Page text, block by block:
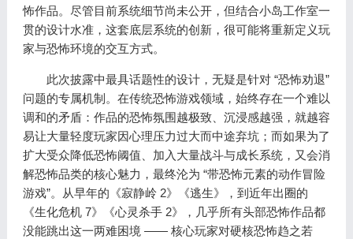
怖作品。尽管目前系统细节尚未公开，但结合小岛工作室一
贯的设计水准，这套底层系统的创新，很可能将重新定义玩
家与恐怖环境的交互方式。
此次披露中最具话题性的设计，无疑是针对 “恐怖劝退”
问题的专属机制。在传统恐怖游戏领域，始终存在一个难以
调和的矛盾：作品的恐怖氛围越极致、沉浸感越强，就越容
易让大量轻度玩家因心理压力过大而中途弃坑；而如果为了
扩大受众降低恐怖阈值、加入大量战斗与成长系统，又会消
解恐怖品类的核心魅力，最终沦为 “带恐怖元素的动作冒险
游戏”。从早年的《寂静岭 2》《逃生》，到近年出圈的
《生化危机 7》《心灵杀手 2》，几乎所有头部恐怖作品都
没能跳出这一两难困境 —— 核心玩家对硬核恐怖趋之若